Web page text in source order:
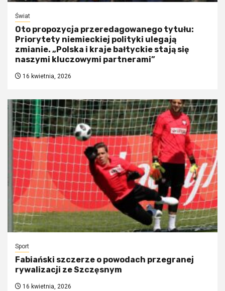
Świat
Oto propozycja przeredagowanego tytułu:
Priorytety niemieckiej polityki ulegają
zmianie. „Polska i kraje bałtyckie stają się
naszymi kluczowymi partnerami”
16 kwietnia, 2026
Sport
Fabiański szczerze o powodach przegranej
rywalizacji ze Szczęsnym
16 kwietnia, 2026